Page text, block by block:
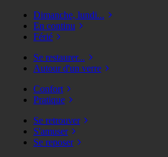
Dimanche, lundi...
En continu
Férié
Se restaurer...
Autour d'un verre
Confort
Pratique
Se retrouver
S'amuser
Se reposer